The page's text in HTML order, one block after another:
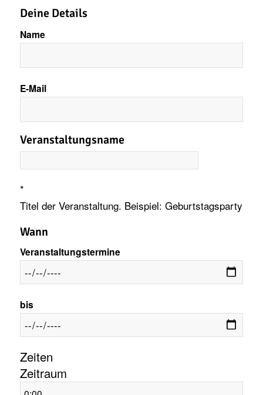
Deine Details
Name
E-Mail
Veranstaltungsname
*
Titel der Veranstaltung. Beispiel: Geburtstagsparty
Wann
Veranstaltungstermine
bis
Zeiten
Zeitraum
Startzeitpunkt